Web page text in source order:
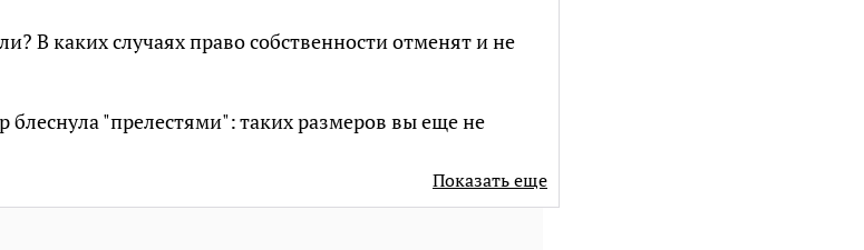
В каких случаях право собственности отменят и не
"прелестями": таких размеров вы еще не
Показать еще